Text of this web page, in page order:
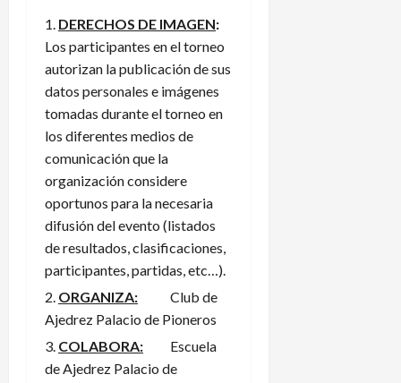
DERECHOS DE IMAGEN:
Los participantes en el torneo
autorizan la publicación de sus
datos personales e imágenes
tomadas durante el torneo en
los diferentes medios de
comunicación que la
organización considere
oportunos para la necesaria
difusión del evento (listados
de resultados, clasificaciones,
participantes, partidas, etc…).
ORGANIZA: Club de
Ajedrez Palacio de Pioneros
COLABORA: Escuela
de Ajedrez Palacio de